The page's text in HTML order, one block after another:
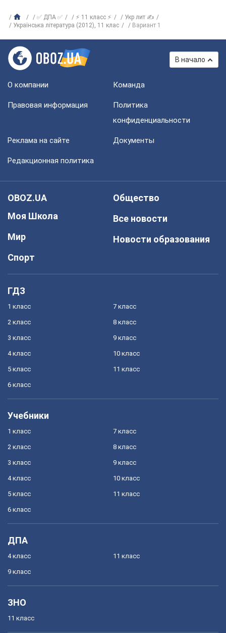
✅ ДПА ✅ ⚡ 11 класс ⚡
Укр лит ✍
Українська література (2012), 11 клас
Вариант 1
В начало
О компании Команда
Правовая информация
Политика
конфиденциальности
Реклама на сайте Документы
Редакционная политика
OBOZ.UA
Моя Школа
Мир
Спорт
Общество
Все новости
Новости образования
ГДЗ
1 класс
2 класс
3 класс
4 класс
5 класс
6 класс
7 класс
8 класс
9 класс
10 класс
11 класс
Учебники
1 класс
2 класс
3 класс
4 класс
5 класс
6 класс
7 класс
8 класс
9 класс
10 класс
11 класс
ДПА
4 класс
9 класс
11 класс
ЗНО
11 класс